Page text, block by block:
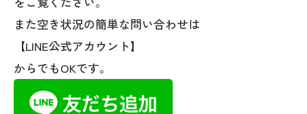
また空き状況の簡単な問い合わせは
【LINE公式アカウント】
からでもOKです。